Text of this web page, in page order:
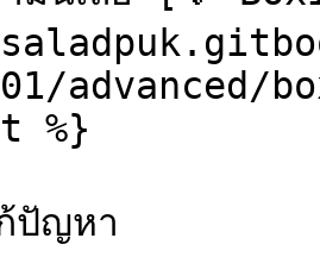
advanced/
%}
ปัญหา